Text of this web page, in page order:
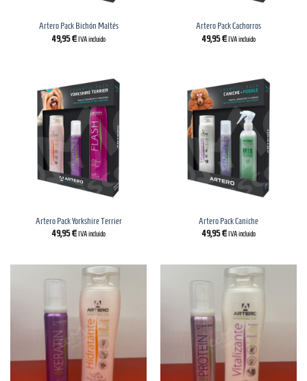
Artero Pack Bichón Maltés
49,95€IVA incluido
Artero Pack Cachorros
49,95€IVA incluido
Artero Pack Yorkshire Terrier
49,95€IVA incluido
Artero Pack Caniche
49,95€IVA incluido